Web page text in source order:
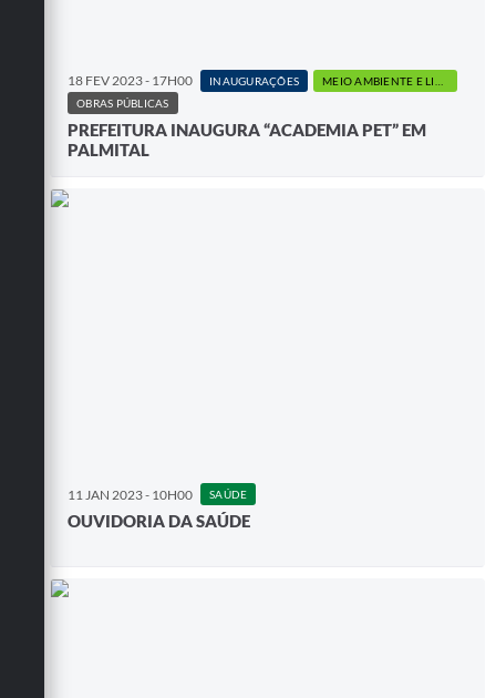
18 FEV 2023 - 17H00 INAUGURAÇÕES
OBRAS PÚBLICAS
PREFEITURA INAUGURA “ACADEMIA PET” EM
PALMITAL
11 JAN 2023 - 10H00 SAÚDE
OUVIDORIA DA SAÚDE